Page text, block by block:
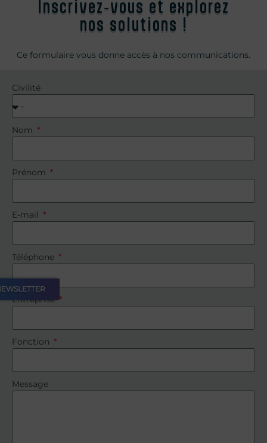
Inscrivez‑vous et explorez
nos solutions !
Ce formulaire vous donne accès à nos communications.
Civilité
Nom
Prénom
E-mail
Téléphone
Entreprise
Fonction
Message